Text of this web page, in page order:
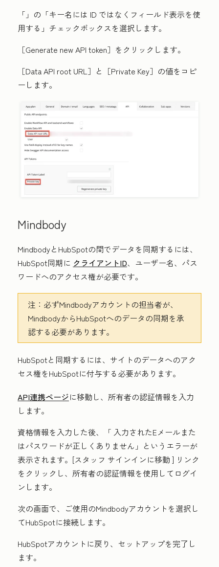
「 」の「キー名には ID ではなくフィールド表示を使
用する」 チェックボックスを選択します。
［Generate new API token］ をクリックします。
［Data API root URL］ と［Private Key］ の値をコピ
ーします。
Mindbody
MindbodyとHubSpotの間でデータを同期するには、
HubSpot同期に クライアントID、ユーザー名、パス
ワードへのアクセス権が必要です。
注： 必ずMindbodyアカウントの担当者が、
MindbodyからHubSpotへのデータの同期を承
認する必要があります。
HubSpotと同期するには、サイトのデータへのアク
セス権をHubSpotに付与する必要があります。
API連携ページに移動し、所有者の認証情報を入力
します。
資格情報を入力した後、「 入力されたEメールまた
はパスワードが正しくありません 」というエラーが
表示されます。 [スタッフ サインインに移動 ] リンク
をクリックし、所有者の認証情報を使用してログイ
ンします。
次の画面で、ご使用のMindbodyアカウントを選択し
てHubSpotに接続します。
HubSpotアカウントに戻り、セットアップを完了し
ます。